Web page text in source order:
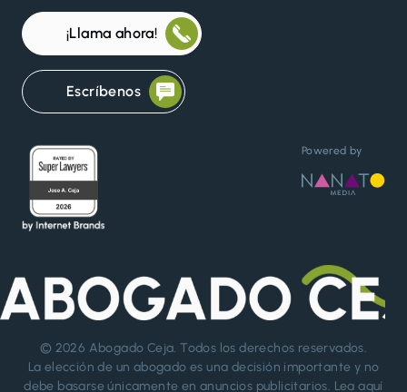
¡Llama ahora!
Escríbenos
Powered by
© 2026 Abogado Ceja. Todos los derechos reservados.
La elección de un abogado es una decisión importante y no
debe basarse únicamente en anuncios publicitarios. Lea aquí